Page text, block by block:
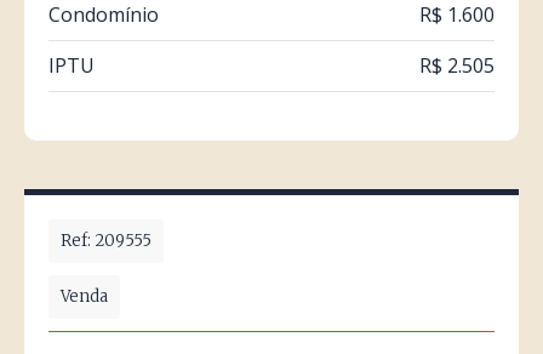
Condomínio
R$ 1.600
IPTU
R$ 2.505
Ref: 209555
Venda